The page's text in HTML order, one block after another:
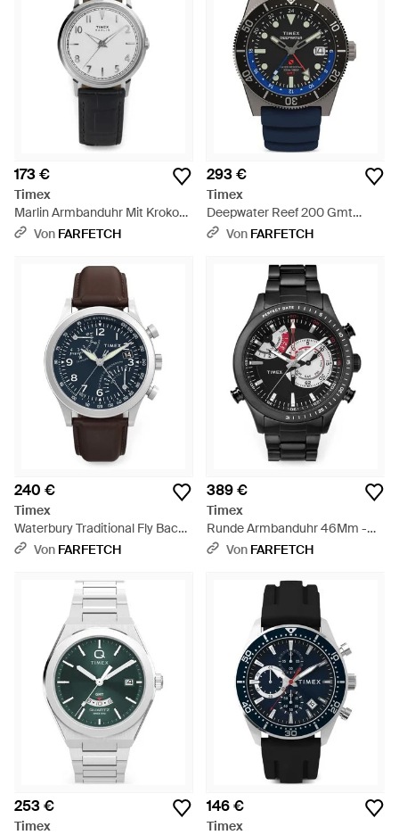
173 €
Timex
Marlin Armbanduhr Mit Kroko-
Effekt 34Mm - Grau
Von FARFETCH
293 €
Timex
Deepwater Reef 200 Gmt
Armbanduhr 41Mm - Blau
Von FARFETCH
240 €
Timex
Waterbury Traditional Fly Back
Chronograph 43Mm - Blau
Von FARFETCH
389 €
Timex
Runde Armbanduhr 46Mm -
Schwarz
Von FARFETCH
253 €
Timex
146 €
Timex